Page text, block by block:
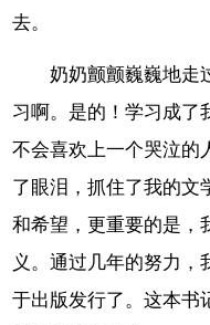
去。
奶奶颤颤巍巍地走
习啊。是的！学习成了
不会喜欢上一个哭泣的
了眼泪，抓住了我的文
和希望，更重要的是，
义。通过几年的努力，
于出版发行了。这本书